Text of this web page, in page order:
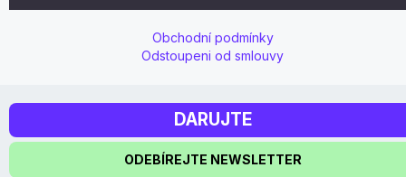
Obchodní podmínky
Odstoupeni od smlouvy
DARUJTE
ODEBÍREJTE NEWSLETTER